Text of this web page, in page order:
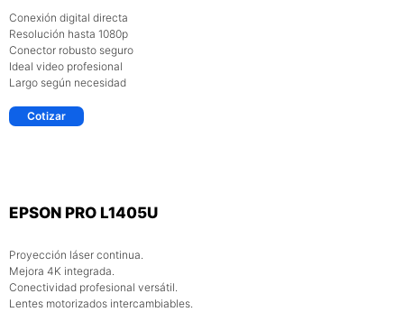
Conexión digital directa
Resolución hasta 1080p
Conector robusto seguro
Ideal video profesional
Largo según necesidad
Cotizar
EPSON PRO L1405U
Proyección láser continua.
Mejora 4K integrada.
Conectividad profesional versátil.
Lentes motorizados intercambiables.